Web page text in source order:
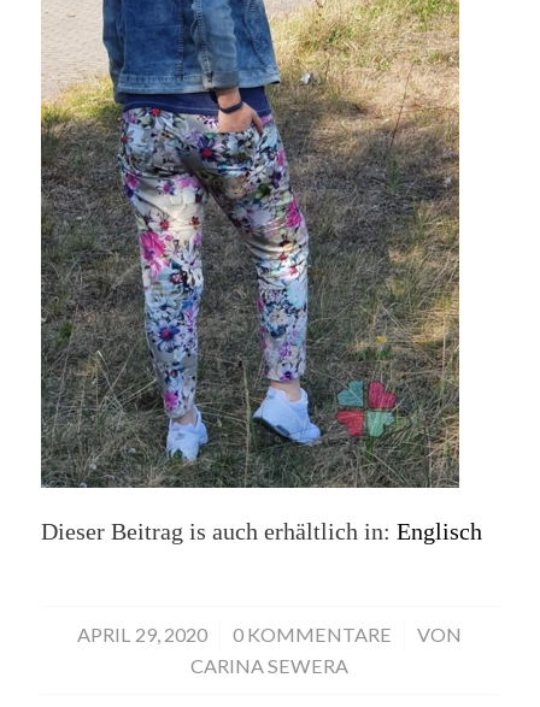
Dieser Beitrag is auch erhältlich in: Englisch
APRIL 29, 2020
/ 0 KOMMENTARE
/
VON
CARINA SEWERA